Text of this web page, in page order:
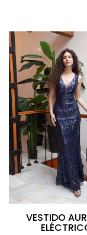
VESTIDO